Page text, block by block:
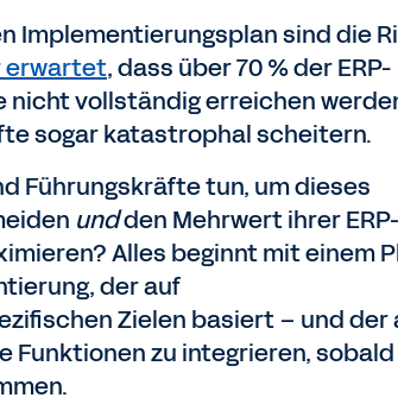
Implementierungsplan sind die
erwartet, dass über 70 % der ERP-
nicht vollständig erreichen
sogar katastrophal scheitern.
Führungskräfte tun, um dieses
undden Mehrwert ihrer ERP-
Alles beginnt mit einem
der auf
Zielen basiert – und der
Funktionen zu integrieren,